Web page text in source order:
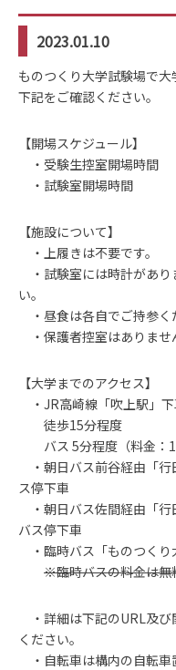
2023.01.10
ものつくり大学試験場で大
下記をご確認ください。
【開場スケジュール】
・受験生控室開場
・試験室開場
【施設について】
・上履きは不要です。
・試験室には時計があり
い。
・昼食は各自でご持参く
・保護者控室はありませ
【大学までのアクセス】
・JR高崎線「吹上駅」
徒歩15分程度
バス 5分程度（料金：
・朝日バス前谷経由「
ス停下車
・朝日バス佐間経由「行
バス停下車
・臨時バス「ものつくり
※臨時バスの料金は無
・詳細は下記のURL及び
ください。
・自転車は構内の自転車